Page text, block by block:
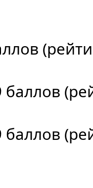
баллов
баллов